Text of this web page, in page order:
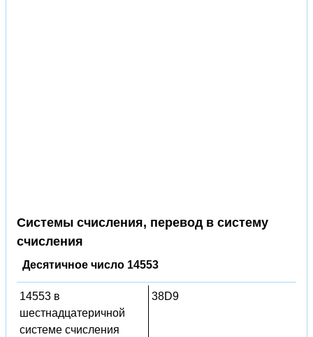
Системы счисления, перевод в систему
счисления
Десятичное число 14553
14553 в
шестнадцатеричной
системе счисления
38D9